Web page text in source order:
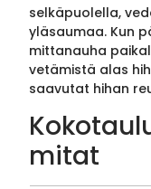
selkäpuolella,
yläsaumaa. Kun
mittanauha
vetämistä alas
saavutat hihan
mitat